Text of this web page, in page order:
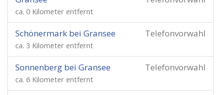
ca. 0 Kilometer entfernt
Telefonvorwahl
Schönermark bei Gransee
ca. 3 Kilometer entfernt
Telefonvorwahl
Sonnenberg bei Gransee
ca. 6 Kilometer entfernt